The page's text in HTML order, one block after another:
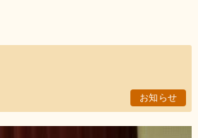
お知らせ